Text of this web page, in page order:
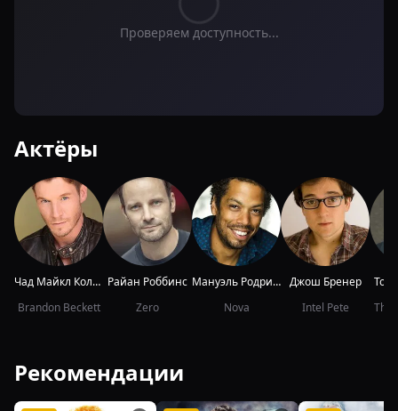
Проверяем доступность...
Актёры
Чад Майкл Коллинз
Brandon Beckett
Райан Роббинс
Zero
Мануэль Родригес-Саенз
Nova
Джош Бренер
Intel Pete
Том
Рекомендации